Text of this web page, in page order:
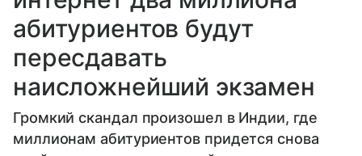
абитуриентов будут
пересдавать
наисложнейший экзамен
Громкий скандал произошел в Индии, где
миллионам абитуриентов придется снова